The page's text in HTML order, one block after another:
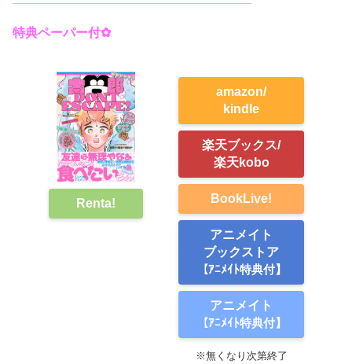
特典ペーパー付✿
Renta!
amazon/
kindle
楽天ブックス/
楽天kobo
BookLive!
アニメイト
ブックストア
【ｱﾆﾒｲﾄ特典付】
アニメイト
【ｱﾆﾒｲﾄ特典付】
※無くなり次第終了